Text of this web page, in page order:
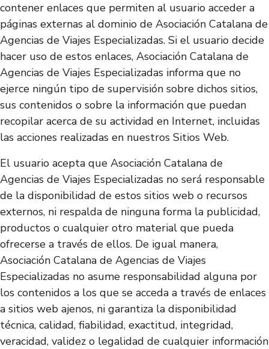
contener enlaces que permiten al usuario acceder a
páginas externas al dominio de Asociación Catalana de
Agencias de Viajes Especializadas. Si el usuario decide
hacer uso de estos enlaces, Asociación Catalana de
Agencias de Viajes Especializadas informa que no
ejerce ningún tipo de supervisión sobre dichos sitios,
sus contenidos o sobre la información que puedan
recopilar acerca de su actividad en Internet, incluidas
las acciones realizadas en nuestros Sitios Web.
El usuario acepta que Asociación Catalana de
Agencias de Viajes Especializadas no será responsable
de la disponibilidad de estos sitios web o recursos
externos, ni respalda de ninguna forma la publicidad,
productos o cualquier otro material que pueda
ofrecerse a través de ellos. De igual manera,
Asociación Catalana de Agencias de Viajes
Especializadas no asume responsabilidad alguna por
los contenidos a los que se acceda a través de enlaces
a sitios web ajenos, ni garantiza la disponibilidad
técnica, calidad, fiabilidad, exactitud, integridad,
veracidad, validez o legalidad de cualquier información